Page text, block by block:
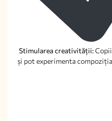
Stimularea creativității:
și pot experimenta